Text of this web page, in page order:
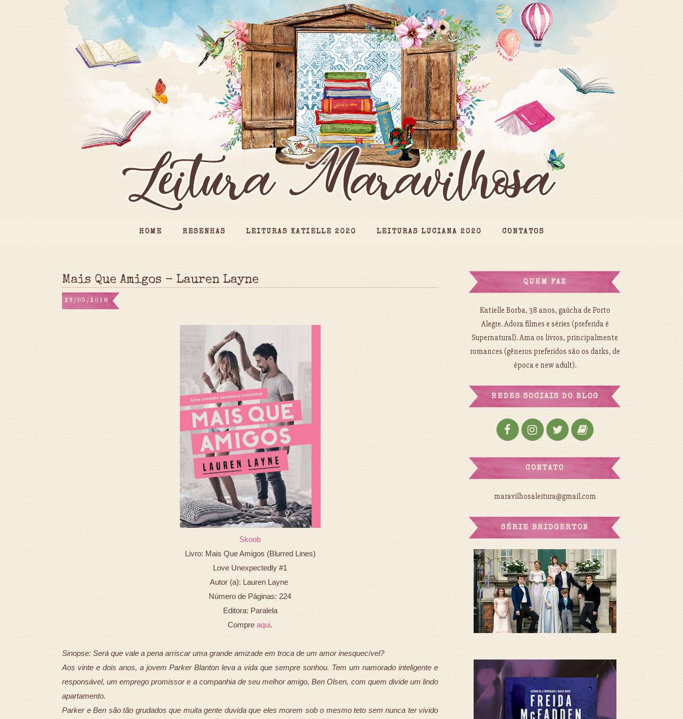
HOME RESENHAS LEITURAS KATIELLE 2020 LEITURAS LUCIANA 2020 CONTATOS
Mais Que Amigos - Lauren Layne
29/05/2018
Skoob
Livro: Mais Que Amigos (Blurred Lines)
Love Unexpectedly #1
Autor (a): Lauren Layne
Número de Páginas: 224
Editora: Paralela
Compre aqui.
Sinopse: Será que vale a pena arriscar uma grande amizade em troca de um amor inesquecível?
Aos vinte e dois anos, a jovem Parker Blanton leva a vida que sempre sonhou. Tem um namorado inteligente e
responsável, um emprego promissor e a companhia de seu melhor amigo, Ben Olsen, com quem divide um lindo
apartamento.
Parker e Ben são tão grudados que muita gente duvida que eles morem sob o mesmo teto sem nunca ter vivido
QUEM FAZ
Katielle Borba, 38 anos, gaúcha de Porto
Alegre. Adora filmes e séries (preferida é
Supernatural). Ama os livros, principalmente
romances (gêneros preferidos são os darks, de
época e new adult).
REDES SOCIAIS DO BLOG
CONTATO
maravilhosaleitura@gmail.com
SÉRIE BRIDGERTON